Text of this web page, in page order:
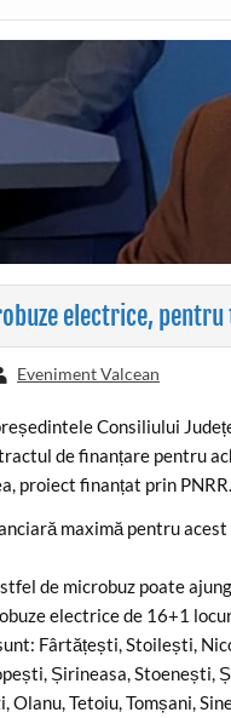
electrice,
Eveniment Valcean
Consiliului
de finanțare pentru
proiect finanțat prin PNRR.
maximă pentru
de microbuz poate
electrice de 16+1
Fârtățești, Stoilești,
Șirineasa, Stoenești,
Olanu, Tetoiu, Tomșani,